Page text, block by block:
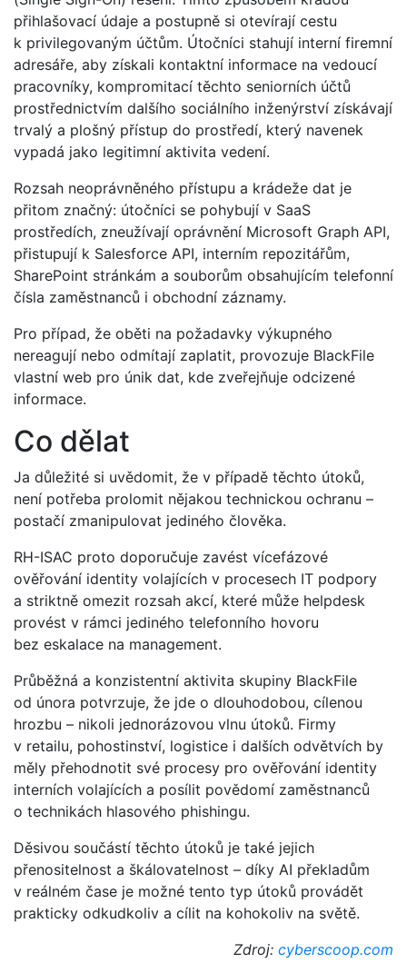
přihlašovací údaje a postupně si otevírají cestu
k privilegovaným účtům. Útočníci stahují interní firemní
adresáře, aby získali kontaktní informace na vedoucí
pracovníky, kompromitací těchto seniorních účtů
prostřednictvím dalšího sociálního inženýrství získávají
trvalý a plošný přístup do prostředí, který navenek
vypadá jako legitimní aktivita vedení.
Rozsah neoprávněného přístupu a krádeže dat je
přitom značný: útočníci se pohybují v SaaS
prostředích, zneužívají oprávnění Microsoft Graph API,
přistupují k Salesforce API, interním repozitářům,
SharePoint stránkám a souborům obsahujícím telefonní
čísla zaměstnanců i obchodní záznamy.
Pro případ, že oběti na požadavky výkupného
nereagují nebo odmítají zaplatit, provozuje BlackFile
vlastní web pro únik dat, kde zveřejňuje odcizené
informace.
Co dělat
Ja důležité si uvědomit, že v případě těchto útoků,
není potřeba prolomit nějakou technickou ochranu –
postačí zmanipulovat jediného člověka.
RH-ISAC proto doporučuje zavést vícefázové
ověřování identity volajících v procesech IT podpory
a striktně omezit rozsah akcí, které může helpdesk
provést v rámci jediného telefonního hovoru
bez eskalace na management.
Průběžná a konzistentní aktivita skupiny BlackFile
od února potvrzuje, že jde o dlouhodobou, cílenou
hrozbu – nikoli jednorázovou vlnu útoků. Firmy
v retailu, pohostinství, logistice i dalších odvětvích by
měly přehodnotit své procesy pro ověřování identity
interních volajících a posílit povědomí zaměstnanců
o technikách hlasového phishingu.
Děsivou součástí těchto útoků je také jejich
přenositelnost a škálovatelnost – díky AI překladům
v reálném čase je možné tento typ útoků provádět
prakticky odkudkoliv a cílit na kohokoliv na světě.
Zdroj: cyberscoop.com